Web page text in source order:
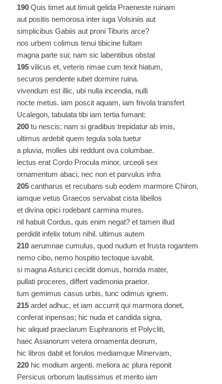
190Quis timet aut timuit gelida Praeneste ruinam
aut positis nemorosa inter iuga Volsiniis aut
simplicibus Gabiis aut proni Tiburis arce?
nos urbem colimus tenui tibicine fultam
magna parte sui; nam sic labentibus obstat
195vilicus et, veteris rimae cum texit hiatum,
securos pendente iubet dormire ruina.
vivendum est illic, ubi nulla incendia, nulli
nocte metus. iam poscit aquam, iam frivola transfert
Ucalegon, tabulata tibi iam tertia fumant:
200tu nescis; nam si gradibus trepidatur ab imis,
ultimus ardebit quem tegula sola tuetur
a pluvia, molles ubi reddunt ova columbae.
lectus erat Cordo Procula minor, urceoli sex
ornamentum abaci, nec non et parvulus infra
205cantharus et recubans sub eodem marmore Chiron,
iamque vetus Graecos servabat cista libellos
et divina opici rodebant carmina mures.
nil habuit Cordus, quis enim negat? et tamen illud
perdidit infelix totum nihil. ultimus autem
210aerumnae cumulus, quod nudum et frusta rogantem
nemo cibo, nemo hospitio tectoque iuvabit.
si magna Asturici cecidit domus, horrida mater,
pullati proceres, differt vadimonia praetor.
tum gemimus casus urbis, tunc odimus ignem.
215ardet adhuc, et iam accurrit qui marmora donet,
conferat inpensas; hic nuda et candida signa,
hic aliquid praeclarum Euphranoris et Polycliti,
haec Asianorum vetera ornamenta deorum,
hic libros dabit et forulos mediamque Minervam,
220hic modium argenti. meliora ac plura reponit
Persicus orborum lautissimus et merito iam